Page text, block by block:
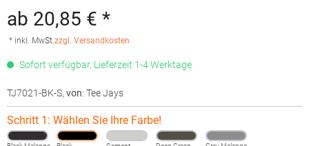
ab 20,85 € *
* inkl. MwSt.zzgl. Versandkosten
Sofort verfügbar, Lieferzeit 1-4 Werktage
TJ7021-BK-S, von: Tee Jays
Schritt 1: Wählen Sie Ihre Farbe!